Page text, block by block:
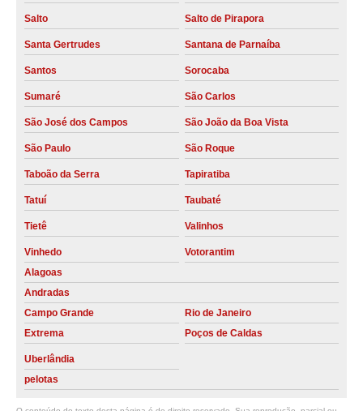
locação compressor de parafuso duplo Holambra
compressor parafuso São Paulo
locação compressor rotativo de parafuso Hortolândia
compressor parafuso preço Tietê
compressor parafuso atlas copco Bom Jesus dos Perdões
alugar compressor parafuso atlas copco Tapiratiba
locação compressor parafuso 15hp Santos
locação compressor parafuso atlas copco Porto Feliz
compressor rotativo de parafuso São Paulo
locação compressor de parafuso atlas copco Engenheiro Coelho
compressor rotativo de parafuso Cosmópolis
compressores rotativo de parafuso Descalvado
Salto Salto de Pirapora
Santa Gertrudes Santana de Parnaíba
Santos Sorocaba
Sumaré São Carlos
São José dos Campos São João da Boa Vista
São Paulo São Roque
Taboão da Serra Tapiratiba
Tatuí Taubaté
Tietê Valinhos
Vinhedo
Votorantim
Alagoas
Andradas
Campo Grande
Rio de Janeiro
Extrema
Poços de Caldas
Uberlândia
pelotas